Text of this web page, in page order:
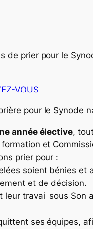
de prier pour le
VOUS
pour le Synode
année élective,
formation et
prier pour :
soient bénies et
et de décision.
leur travail sous Son
ses équipes,